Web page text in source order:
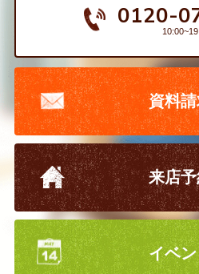
0120-
資料
来店
イベン